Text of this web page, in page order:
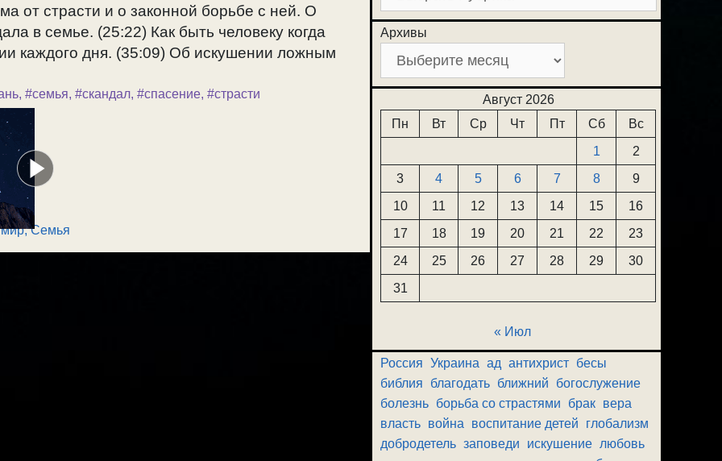
от страсти и о законной борьбе с ней. О
в семье. (25:22) Как быть человеку когда
каждого дня. (35:09) Об искушении ложным
, #семья, #скандал, #спасение, #страсти
,Семья
Архивы
Август 2026
Пн
Вт Ср Чт Пт Сб
Вс
1
2
3
4 5 6 7 8
9
10
11 12 13 14 15
16
17
18 19 20 21 22
23
24
25 26 27 28 29
30
31
« Июл
Россия Украина ад антихрист бесы
библия
благодать ближний
богослужение
болезнь борьба со страстями брак вера
власть война воспитание детей
глобализм
добродетель заповеди искушение любовь